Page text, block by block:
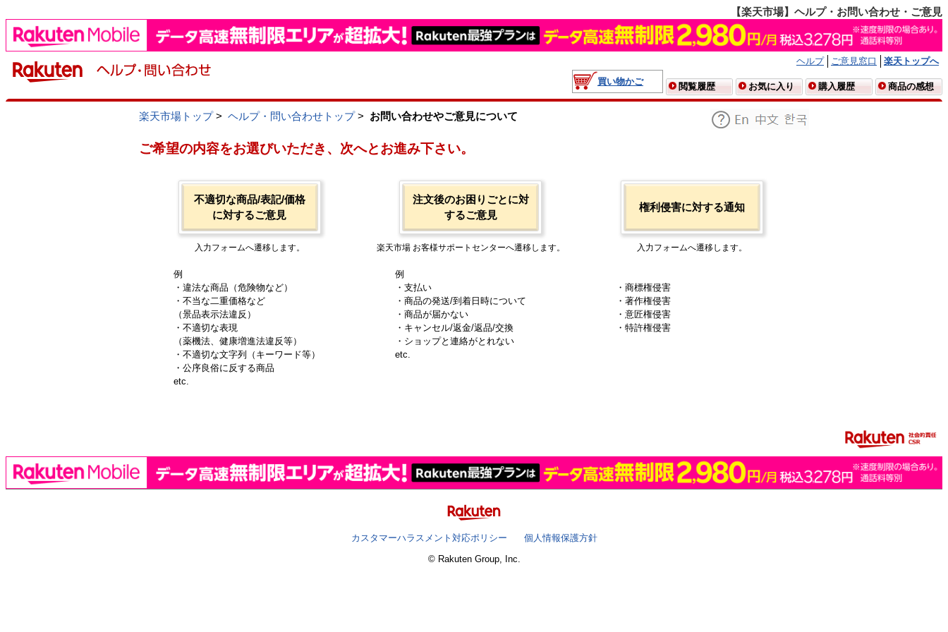
【楽天市場】ヘルプ・お問い合わせ・ご意見
ヘルプ ご意見窓口
楽天トップへ
買い物かご
閲覧履歴 お気に入り 購入履歴 商品の感想
楽天市場トップ> ヘルプ・問い合わせトップ> お問い合わせやご意見について
ご希望の内容をお選びいただき、次へとお進み下さい。
不適切な商品/表記/価格
に対するご意見
入力フォームへ遷移します。
例
・違法な商品（危険物など）
・不当な二重価格など
（景品表示法違反）
・不適切な表現
（薬機法、健康増進法違反等）
・不適切な文字列（キーワード等）
・公序良俗に反する商品
etc.
注文後のお困りごとに対
するご意見
楽天市場 お客様サポートセンターへ遷移します。
例
・支払い
・商品の発送/到着日時について
・商品が届かない
・キャンセル/返金/返品/交換
・ショップと連絡がとれない
etc.
権利侵害に対する通知
入力フォームへ遷移します。
・商標権侵害
・著作権侵害
・意匠権侵害
・特許権侵害
カスタマーハラスメント対応ポリシー
個人情報保護方針
© Rakuten Group, Inc.